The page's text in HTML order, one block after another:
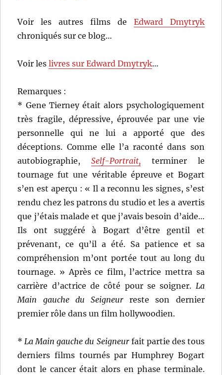
Voir les autres films de Edward Dmytryk
chroniqués sur ce blog…
Voir leslivres sur Edward Dmytryk…
Remarques :
* Gene Tierney était alors psychologiquement
très fragile, dépressive, éprouvée par une vie
personnelle qui ne lui a apporté que des
déceptions. Comme elle l’a raconté dans son
autobiographie,Self-Portrait, terminer le
tournage fut une véritable épreuve et Bogart
s’en est aperçu : « Il a reconnu les signes, s’est
rendu chez les patrons du studio et les a avertis
que j’étais malade et que j’avais besoin d’aide…
Ils ont suggéré à Bogart d’être gentil et
prévenant, ce qu’il a été. Sa patience et sa
compréhension m’ont portée tout au long du
tournage. » Après ce film, l’actrice mettra sa
carrière d’actrice de côté pour se soigner. La
Main gauche du Seigneur reste son dernier
premier rôle dans un film hollywoodien.
*La Main gauche du Seigneurfait partie des tous
derniers films tournés par Humphrey Bogart
dont le cancer était alors en phase terminale.